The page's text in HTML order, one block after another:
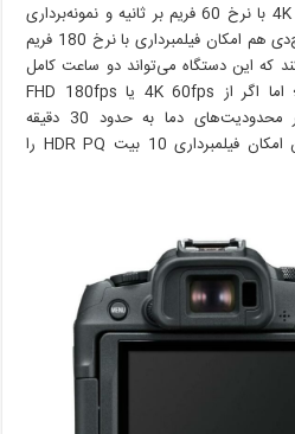
با EOS R8 می‌توانید فیلمبرداری 4K با نرخ 60 فریم بر ثانیه و نمونه‌برداری
6K داشته باشید. در حالت فول اچ‌دی هم امکان فیلمبرداری با نرخ 180 فریم
که این دستگاه می‌تواند دو ساعت کامل
به‌صورت پیوسته فیلمبرداری کند؛ اما اگر از 4K 60fps یا FHD 180fps
استفاده کنید، این زمان به‌خاطر محدودیت‌های دما به حدود 30 دقیقه
می‌رسد. کانن EOS R8 همچنین امکان فیلمبرداری 10 بیت HDR PQ را